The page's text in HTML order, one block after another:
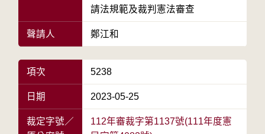
請法規範及裁判憲法審查
聲請人 鄭江和
項次 5238
日期 2023-05-25
裁定字號／
112年審裁字第1137號(111年度憲